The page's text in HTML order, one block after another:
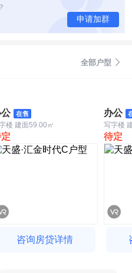
申请加群
全部户型
在售
楼 建面59.00㎡
咨询房贷详情
办公
写字楼
待定